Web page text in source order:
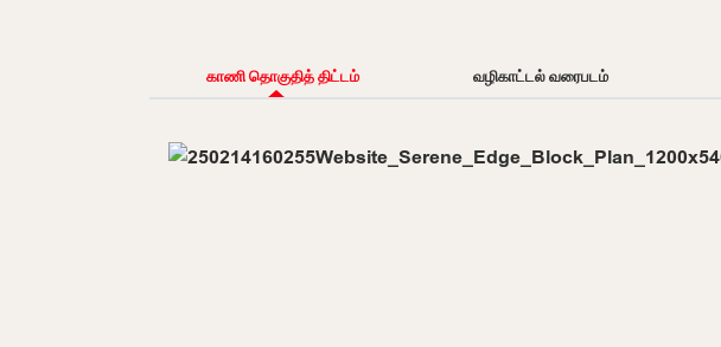
காணி தொகுதித் திட்டம் வழிகாட்டல் வரைபடம்